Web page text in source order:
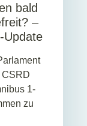
bald
–
Update
CSRD
1-
zu